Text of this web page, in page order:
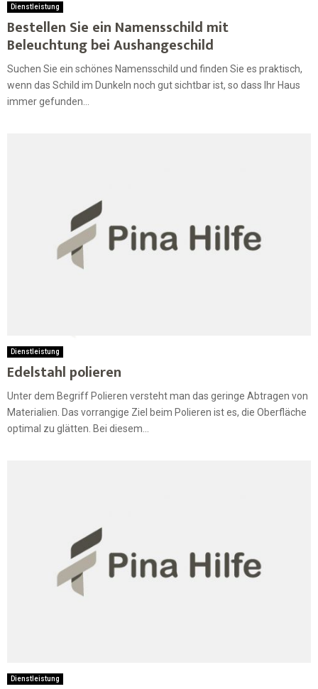
Dienstleistung
Bestellen Sie ein Namensschild mit
Beleuchtung bei Aushangeschild
Suchen Sie ein schönes Namensschild und finden Sie es praktisch,
wenn das Schild im Dunkeln noch gut sichtbar ist, so dass Ihr Haus
immer gefunden...
Dienstleistung
Edelstahl polieren
Unter dem Begriff Polieren versteht man das geringe Abtragen von
Materialien. Das vorrangige Ziel beim Polieren ist es, die Oberfläche
optimal zu glätten. Bei diesem...
Dienstleistung